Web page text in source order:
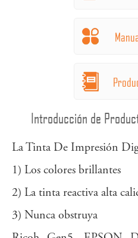
Introducción de
La Tinta De Impresión
1) Los colores brillantes
2) La tinta reactiva alta
3) Nunca obstruya